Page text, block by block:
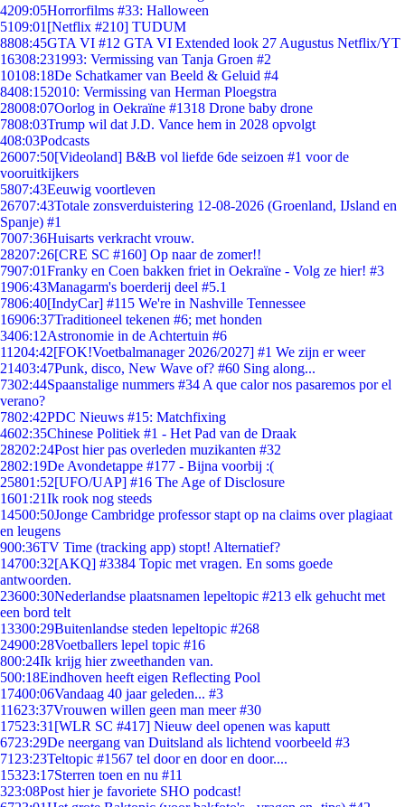
4209:05Horrorfilms #33: Halloween
5109:01 [Netflix #210] TUDUM
8808:45GTA VI #12 GTA VI Extended look 27 Augustus Netflix/YT
16308:231993: Vermissing van Tanja Groen #2
10108:18De Schatkamer van Beeld & Geluid #4
8408:152010: Vermissing van Herman Ploegstra
28008:07Oorlog in Oekraïne #1318 Drone baby drone
7808:03Trump wil dat J.D. Vance hem in 2028 opvolgt
408:03Podcasts
26007:50[Videoland] B&B vol liefde 6de seizoen #1 voor de
vooruitkijkers
5807:43Eeuwig voortleven
26707:43Totale zonsverduistering 12-08-2026 (Groenland, IJsland en
Spanje) #1
7007:36Huisarts verkracht vrouw.
28207:26[CRE SC #160] Op naar de zomer!!
7907:01Franky en Coen bakken friet in Oekraïne - Volg ze hier! #3
1906:43Managarm's boerderij deel #5.1
7806:40[IndyCar] #115 We're in Nashville Tennessee
16906:37Traditioneel tekenen #6; met honden
3406:12Astronomie in de Achtertuin #6
11204:42[FOK!Voetbalmanager 2026/2027] #1 We zijn er weer
21403:47Punk, disco, New Wave of? #60 Sing along...
7302:44Spaanstalige nummers #34 A que calor nos pasaremos por el
verano?
7802:42PDC Nieuws #15: Matchfixing
4602:35Chinese Politiek #1 - Het Pad van de Draak
28202:24Post hier pas overleden muzikanten #32
2802:19De Avondetappe #177 - Bijna voorbij :(
25801:52[UFO/UAP] #16 The Age of Disclosure
1601:21Ik rook nog steeds
14500:50Jonge Cambridge professor stapt op na claims over plagiaat
en leugens
900:36TV Time (tracking app) stopt! Alternatief?
14700:32[AKQ] #3384 Topic met vragen. En soms goede
antwoorden.
23600:30Nederlandse plaatsnamen lepeltopic #213 elk gehucht met
een bord telt
13300:29Buitenlandse steden lepeltopic #268
24900:28Voetballers lepel topic #16
800:24Ik krijg hier zweethanden van.
500:18Eindhoven heeft eigen Reflecting Pool
17400:06Vandaag 40 jaar geleden... #3
11623:37Vrouwen willen geen man meer #30
17523:31 [WLR SC #417] Nieuw deel openen was kaputt
6723:29De neergang van Duitsland als lichtend voorbeeld #3
71 23:23Teltopic #1567 tel door en door en door....
15323:17Sterren toen en nu #11
323:08Post hier je favoriete SHO podcast!